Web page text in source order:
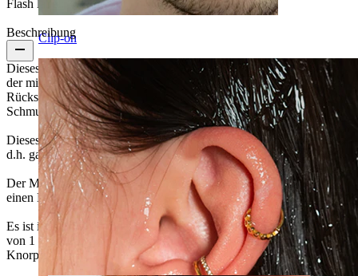
Clip-on
Flash label: 3 für 2
Beschreibung
Dieses wunderschöne Titan-Labret ist mit einem Mond versehen,
der mit CZ-Edelsteinen besetzt ist. Seine sternförmige, flache
Rückseite macht es perfekt für Piercings, bei denen beide Seiten des
Schmucks sichtbar sind.
Dieses Labret wird mit einem Push-in-Mechanismus geschlossen,
d.h. ganz ohne lästiges Auf- und Abschrauben.
Der Mond ist 8 mm lang, und die flache, sternförmige Rückseite hat
einen Durchmesser von 4 mm.
Es ist in einer Gold- oder Silberausführung und mit einer Stabstärke
von 1 mm oder 1,2 mm erhältlich und eignet sich sowohl für
Knorpel- als auch für Ohrläppchenpiercings.